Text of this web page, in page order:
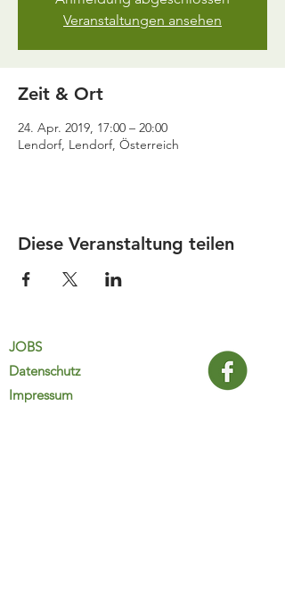
Veranstaltungen ansehen
Zeit & Ort
24. Apr. 2019, 17:00 – 20:00
Lendorf, Lendorf, Österreich
Diese Veranstaltung teilen
JOBS
Datenschutz
Impressum